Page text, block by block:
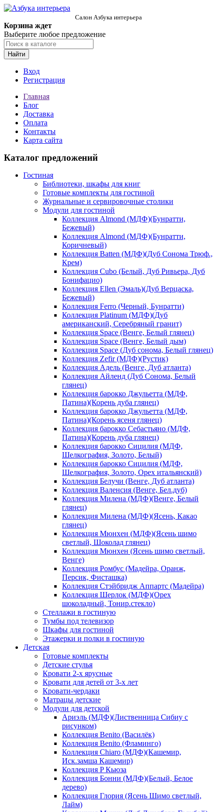
Салон Азбука интерьера
Корзина ждет
Выберите любое предложение
Найти
Вход
Регистрация
Главная
Блог
Доставка
Оплата
Контакты
Карта сайта
Каталог предложений
Гостиная
Библиотеки, шкафы для книг
Готовые комплекты для гостиной
Журнальные и сервировочные столики
Модули для гостиной
Коллекция Almond (МДФ)(Бунратти,
Бежевый)
Коллекция Almond (МДФ)(Бунратти,
Коричневый)
Коллекция Batten (МДФ)(Дуб Сонома Трюф.,
Крем)
Коллекция Cubo (Белый, Дуб Ривьера, Дуб
Бонифацио)
Коллекция Ellen (Эмаль)(Дуб Верцаска,
Бежевый)
Коллекция Ferro (Черный, Бунратти)
Коллекция Platinum (МДФ)(Дуб
американский, Серебряный гранит)
Коллекция Space (Венге, Белый глянец)
Коллекция Space (Венге, Белый дым)
Коллекция Space (Дуб сонома, Белый глянец)
Коллекция Zefir (МДФ)(Рустик)
Коллекция Адель (Венге, Дуб атланта)
Коллекция Айленд (Дуб Сонома, Белый
глянец)
Коллекция барокко Джульетта (МДФ,
Патина)(Корень дуба глянец)
Коллекция барокко Джульетта (МДФ,
Патина)(Корень ясеня глянец)
Коллекция барокко Себастьяно (МДФ,
Патина)(Корень дуба глянец)
Коллекция барокко Сицилия (МДФ,
Шелкография, Золото, Белый)
Коллекция барокко Сицилия (МДФ,
Шелкография, Золото, Орех итальянский)
Коллекция Белучи (Венге, Дуб атланта)
Коллекция Валенсия (Венге, Бел.дуб)
Коллекция Милена (МДФ)(Венге, Белый
глянец)
Коллекция Милена (МДФ)(Ясень, Какао
глянец)
Коллекция Мюнхен (МДФ)(Ясень шимо
светлый, Шоколад глянец)
Коллекция Мюнхен (Ясень шимо светлый,
Венге)
Коллекция Ромбус (Мадейра, Оранж,
Персик, Фисташка)
Коллекция Стэйбридж Аппартс (Мадейра)
Коллекция Шерлок (МДФ)(Орех
шоколадный, Тонир.стекло)
Стеллажи в гостиную
Тумбы под телевизор
Шкафы для гостиной
Этажерки и полки в гостиную
Детская
Готовые комплекты
Детские стулья
Кровати 2-х ярусные
Кровати для детей от 3-х лет
Кровати-чердаки
Матрацы детские
Модули для детской
Ариэль (МДФ)(Лиственница Сибиу с
рисунком)
Коллекция Benito (Василёк)
Коллекция Benito (Фламинго)
Коллекция Chiaro (МДФ)(Кашемир,
Иск.замша Кашемир)
Коллекция P Кьюза
Коллекция Бонни (МДФ)(Белый, Белое
дерево)
Коллекция Глория (Ясень Шимо светлый,
Лайм)